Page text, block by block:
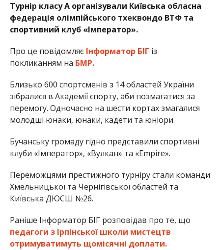
Турнір класу А організували Київська обласна
федерація олімпійського тхеквондо ВТФ та
спортивний клуб «Імператор».
Про це повідомляє Інформатор БІГ із
покликанням на БМР.
Близько 600 спортсменів з 14 областей України
зібралися в Академії спорту, аби позмагатися за
перемогу. Одночасно на шести кортах змагалися
молодші юнаки, юнаки, кадети та юніори.
Бучанську громаду гідно представили спортивні
клуби «Імператор», «Вулкан» та «Empire».
Переможцями престижного турніру стали команди
Хмельницької та Чернігівської областей та
Київська ДЮСШ №26.
Раніше Інформатор БІГ розповідав про те, що
педагоги з Ірпінської школи мистецтв
отримуватимуть щомісячні доплати.